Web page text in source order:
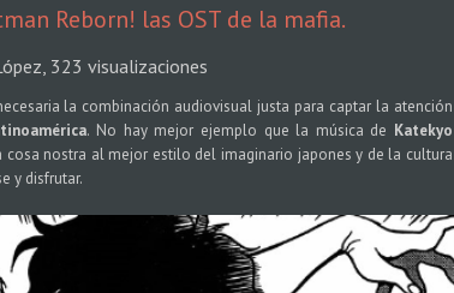
Reborn! las OST de la mafia.
323 visualizaciones
la combinación audiovisual justa para captar la atención
. No hay mejor ejemplo que la música de Katekyo
cosa nostra al mejor estilo del imaginario japones y de la cultura
y disfrutar.